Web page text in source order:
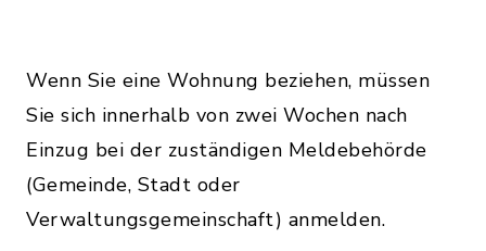
Wenn Sie eine Wohnung beziehen, müssen
Sie sich innerhalb von zwei Wochen nach
Einzug bei der zuständigen Meldebehörde
(Gemeinde, Stadt oder
Verwaltungsgemeinschaft) anmelden.